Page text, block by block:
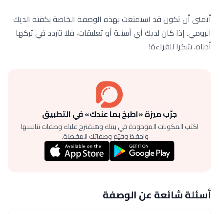
أتمنى أن تكون قد استمتعت بهذه الوصفة الخاصة بكفتة الديك
الرومي. إذا كان لديك أي أسئلة أو تعليقات، فلا تتردد في تركها
أدناه. شكرا للقراءة!
جرّب ميزة «اطبخ بما عندك» في التطبيق
اكتب المكونات الموجودة في بيتك وهنقترح عليك وصفات تناسبها
— واحفظ وقيّم وصفاتك المفضلة.
أسئلة شائعة عن الوصفة